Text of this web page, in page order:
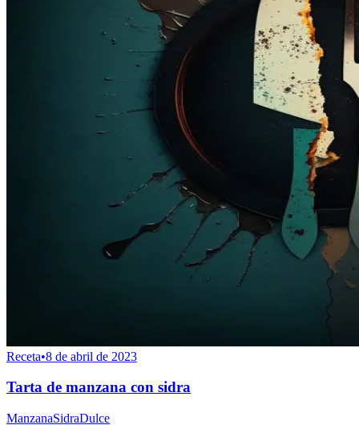
Receta•8 de abril de 2023
Tarta de manzana con sidra
ManzanaSidraDulce